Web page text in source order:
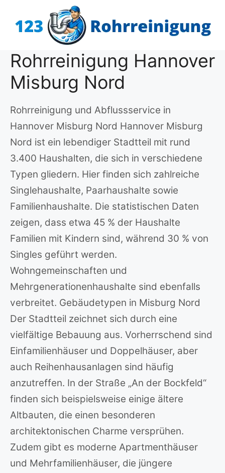
Inhalt
Rohrreinigung Hannover
Misburg Nord
Rohrreinigung und Abflussservice in
Hannover Misburg Nord Hannover Misburg
Nord ist ein lebendiger Stadtteil mit rund
3.400 Haushalten, die sich in verschiedene
Typen gliedern. Hier finden sich zahlreiche
Singlehaushalte, Paarhaushalte sowie
Familienhaushalte. Die statistischen Daten
zeigen, dass etwa 45 % der Haushalte
Familien mit Kindern sind, während 30 % von
Singles geführt werden.
Wohngemeinschaften und
Mehrgenerationenhaushalte sind ebenfalls
verbreitet. Gebäudetypen in Misburg Nord
Der Stadtteil zeichnet sich durch eine
vielfältige Bebauung aus. Vorherrschend sind
Einfamilienhäuser und Doppelhäuser, aber
auch Reihenhausanlagen sind häufig
anzutreffen. In der Straße „An der Bockfeld“
finden sich beispielsweise einige ältere
Altbauten, die einen besonderen
architektonischen Charme versprühen.
Zudem gibt es moderne Apartmenthäuser
und Mehrfamilienhäuser, die jüngere